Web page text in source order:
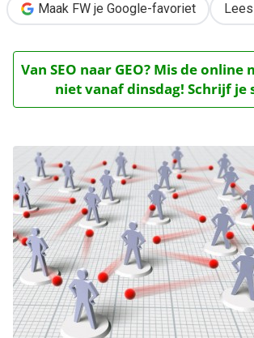
Maak FW je Google-favoriet
Van SEO naar GEO? Mis de
niet vanaf dinsdag! Schrijf je